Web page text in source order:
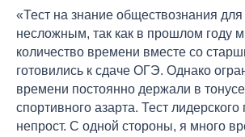
«Тест на знание обществознания
несложным, так как в прошлом году
количество времени вместе со
готовились к сдаче ОГЭ. Однако
времени постоянно держали в
спортивного азарта. Тест
непрост. С одной стороны, я много